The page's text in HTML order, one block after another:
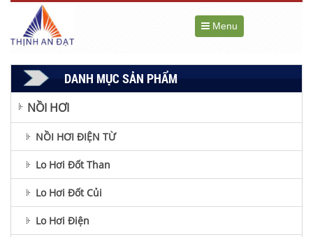
Menu
DANH MỤC SẢN PHẨM
NỒI HƠI
NỒI HƠI ĐIỆN TỪ
Lo Hơi Đốt Than
Lo Hơi Đốt Củi
Lo Hơi Điện